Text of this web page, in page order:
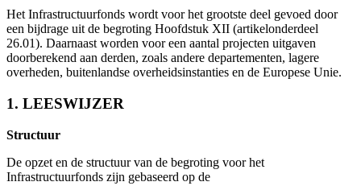
Het Infrastructuurfonds wordt voor het grootste deel gevoed door
een bijdrage uit de begroting Hoofdstuk XII (artikelonderdeel
26.01). Daarnaast worden voor een aantal projecten uitgaven
doorberekend aan derden, zoals andere departementen, lagere
overheden, buitenlandse overheidsinstanties en de Europese Unie.
1. LEESWIJZER
Structuur
De opzet en de structuur van de begroting voor het
Infrastructuurfonds zijn gebaseerd op de